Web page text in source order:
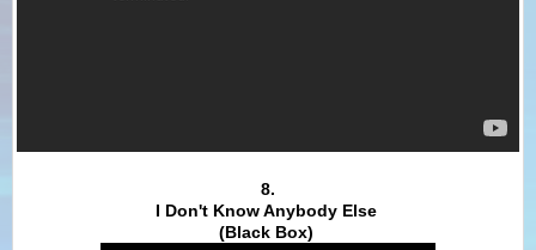
8.
I Don't Know Anybody Else
(Black Box)